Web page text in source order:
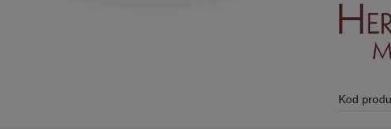
Kod